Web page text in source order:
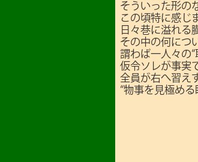
そういった形の
この頃特に感じ
日々巷に溢れる
その中の何につ
謂わば一人々の
仮令ソレが事実
全員が右へ習え
“物事を見極める